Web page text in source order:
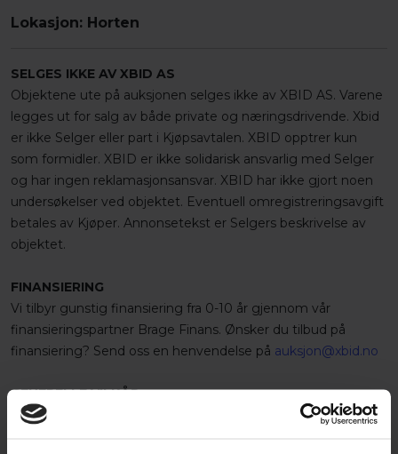
Lokasjon: Horten
SELGES IKKE AV XBID AS
Objektene ute på auksjonen selges ikke av XBID AS. Varene
legges ut for salg av både private og næringsdrivende. Xbid
er ikke Selger eller part i Kjøpsavtalen. XBID opptrer kun
som formidler. XBID er ikke solidarisk ansvarlig med Selger
og har ingen reklamasjonsansvar. XBID har ikke gjort noen
undersøkelser ved objektet. Eventuell omregistreringsavgift
betales av Kjøper. Annonsetekst er Selgers beskrivelse av
objektet.
FINANSIERING
Vi tilbyr gunstig finansiering fra 0-10 år gjennom vår
finansieringspartner Brage Finans. Ønsker du tilbud på
finansiering? Send oss en henvendelse på auksjon@xbid.no
GENERELLE VILKÅR
Salgsobjektet selges som den er. Dette forutsetter fra